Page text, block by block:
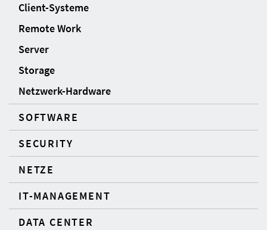
Client-Systeme
Remote Work
Server
Storage
Netzwerk-Hardware
SOFTWARE
SECURITY
NETZE
IT-MANAGEMENT
DATA CENTER